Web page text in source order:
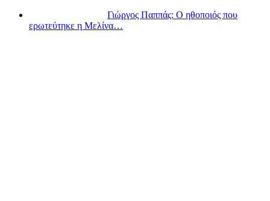
Γιώργος Παππάς: Ο ηθοποιός που
ερωτεύτηκε η Μελίνα…